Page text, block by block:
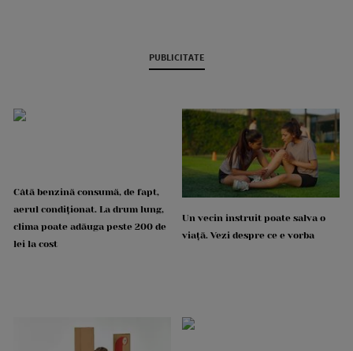
PUBLICITATE
Câtă benzină consumă, de fapt,
aerul condiționat. La drum lung,
clima poate adăuga peste 200 de
lei la cost
Un vecin instruit poate salva o
viață. Vezi despre ce e vorba